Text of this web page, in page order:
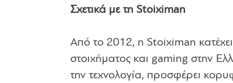
Σχετικά με τη Stoiximan
Από το 2012, η Stoiximan
στοιχήματος και gaming στην
την τεχνολογία, προσφέρει